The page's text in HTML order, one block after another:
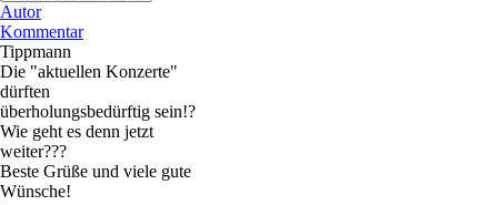
Autor
Kommentar
Tippmann
Die "aktuellen Konzerte"
dürften
überholungsbedürftig sein!?
Wie geht es denn jetzt
weiter???
Beste Grüße und viele gute
Wünsche!